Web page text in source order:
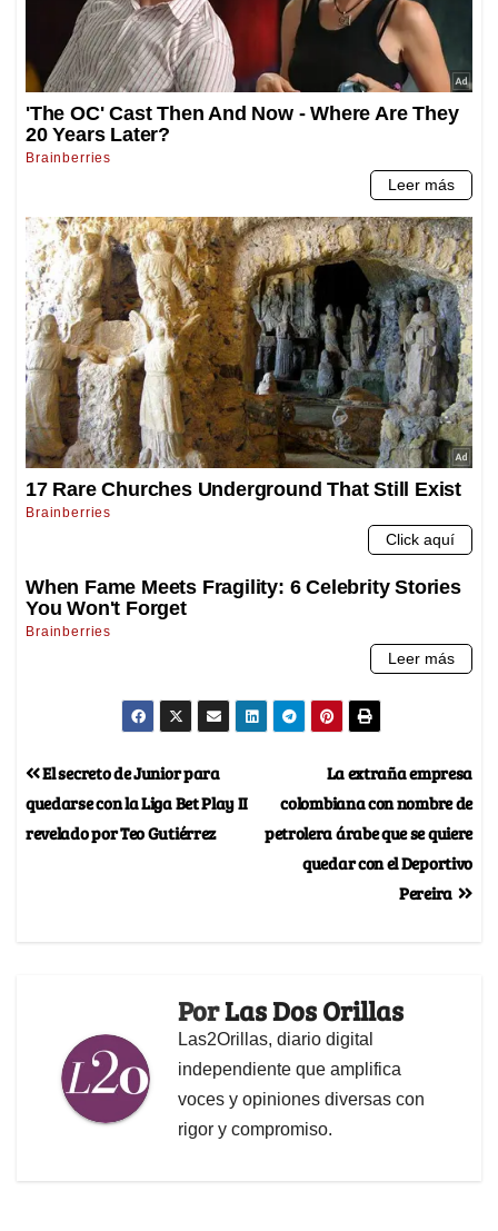
La extraña empresa
colombiana con nombre de
petrolera árabe que se quiere
quedar con el Deportivo
Pereira
El secreto de Junior para
quedarse con la Liga Bet Play II
revelado por Teo Gutiérrez
PorLas Dos Orillas
Las2Orillas, diario digital
independiente que amplifica
voces y opiniones diversas con
rigor y compromiso.